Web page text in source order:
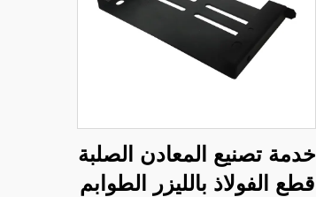
خدمة تصنيع المعادن الصلبة
قطع الفولاذ بالليزر الطوابم